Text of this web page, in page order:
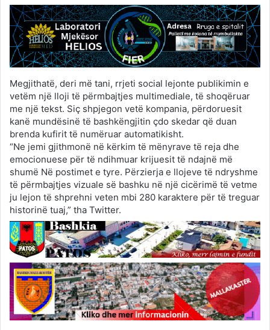
Megjithatë, deri më tani, rrjeti social lejonte publikimin e
vetëm një lloji të përmbajtjes multimediale, të shoqëruar
me një tekst. Siç shpjegon vetë kompania, përdoruesit
kanë mundësinë të bashkëngjitin çdo skedar që duan
brenda kufirit të numëruar automatikisht.
“Ne jemi gjithmonë në kërkim të mënyrave të reja dhe
emocionuese për të ndihmuar krijuesit të ndajnë më
shumë Në postimet e tyre. Përzierja e llojeve të ndryshme
të përmbajtjes vizuale së bashku në një cicërimë të vetme
ju lejon të shprehni veten mbi 280 karaktere për të treguar
historinë tuaj,” tha Twitter.